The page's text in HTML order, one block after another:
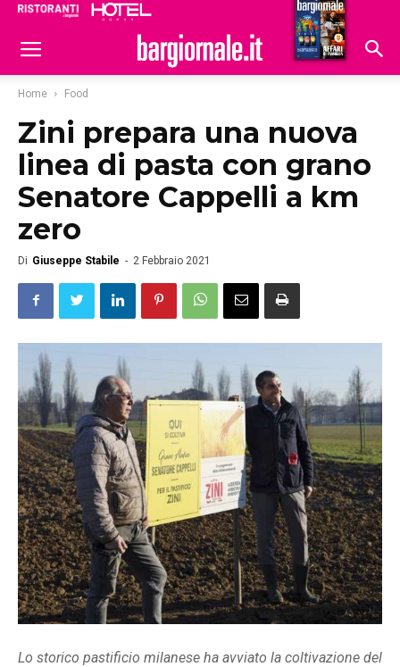
Hoteldomani
Home Food
Zini prepara una nuova
linea di pasta con grano
Senatore Cappelli a km
zero
Di Giuseppe Stabile - 2 Febbraio 2021
Lo storico pastificio milanese ha avviato la coltivazione del